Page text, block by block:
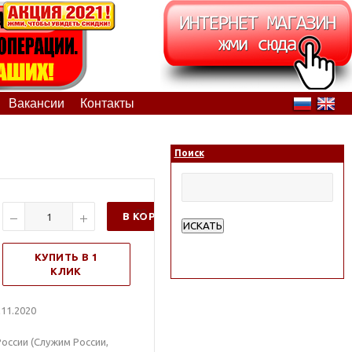
Вакансии Контакты
В КОРЗИНУ
КУПИТЬ В 1
КЛИК
(Служим России,
Поиск
ИСКАТЬ